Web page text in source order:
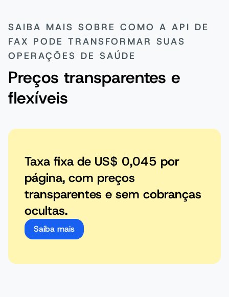
SAIBA MAIS SOBRE COMO A API DE
FAX PODE TRANSFORMAR SUAS
OPERAÇÕES DE SAÚDE
Preços transparentes e
flexíveis
Taxa fixa de US$ 0,045 por
página, com preços
transparentes e sem cobranças
ocultas.
Saiba mais